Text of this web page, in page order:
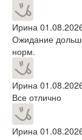
Ирина
Ожидание
норм.
Ирина
Все отлично
Ирина